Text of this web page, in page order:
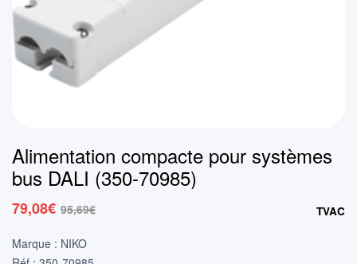
Alimentation compacte pour systèmes
bus DALI (350-70985)
95,69€
prix
79,08€
prix
TVAC
Marque : NIKO